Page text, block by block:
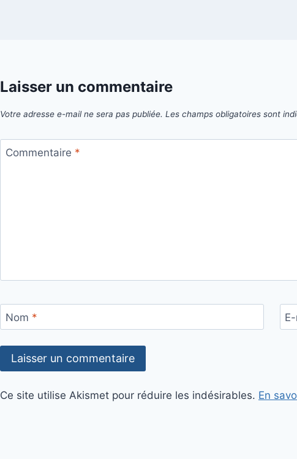
Laisser un commentaire
Votre adresse e-mail ne sera pas publiée. Les champs obligatoires sont
Commentaire *
Nom *
Ce site utilise Akismet pour réduire les indésirables. En